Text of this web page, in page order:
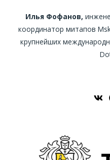
Илья Фофанов,
координатор митапов
крупнейших